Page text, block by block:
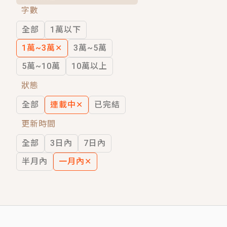
穿越｜《穿越遠古後成了野人娘子》你
字數
全部
1萬以下
1萬~3萬 ✕
3萬~5萬
5萬~10萬
10萬以上
狀態
全部
連載中 ✕
已完結
更新時間
全部
3日內
7日內
半月內
一月內 ✕